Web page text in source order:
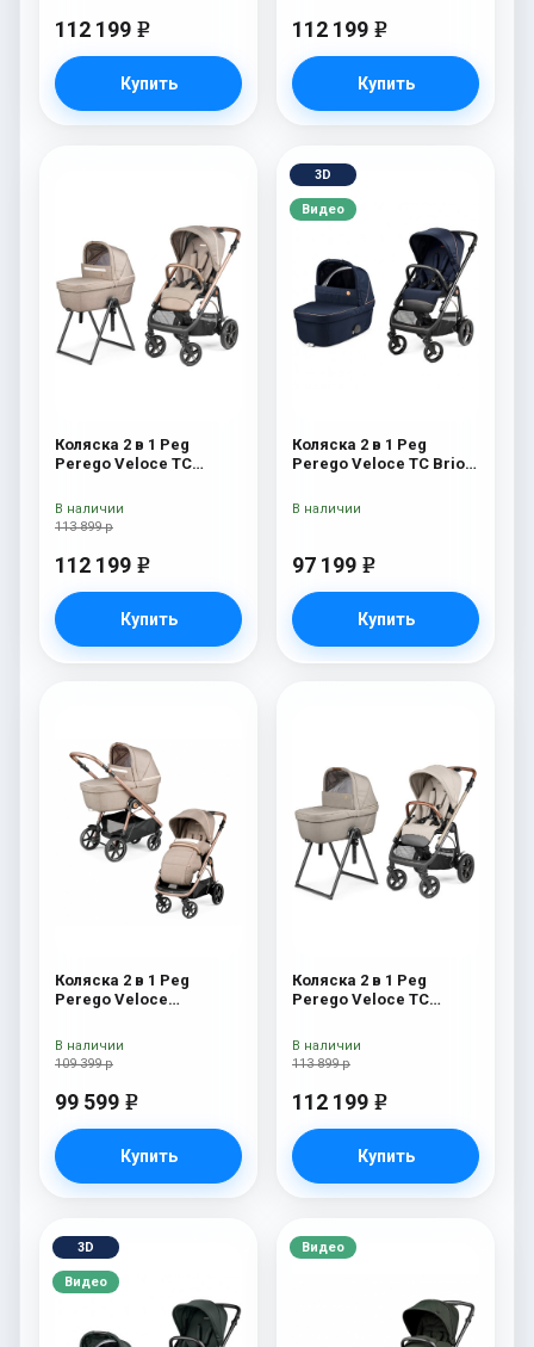
112 199 e
Купить
112 199 e
Купить
Коляска 2 в 1 Peg
Perego Veloce TC
New
113 899 р
112 199 e
Купить
В наличии
3D
Видео
Коляска 2 в 1 Peg
Perego Veloce TC Brio
97 199 e
Купить
В наличии
Коляска 2 в 1 Peg
Perego Veloce
109 399 р
99 599 e
Купить
В наличии
Коляска 2 в 1 Peg
Perego Veloce TC
113 899 р
112 199 e
Купить
В наличии
3D
Видео
Видео